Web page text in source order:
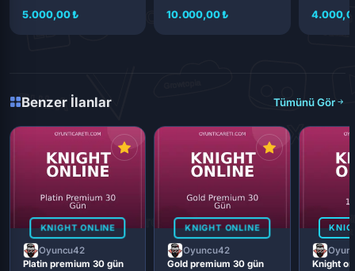
5.000,00 ₺ 10.000,00 ₺
Benzer İlanlar Tümünü Gör
KNIGHT ONLINE
Oyuncu42
Platin premium 30 gün
KNIGHT ONLINE
Oyuncu42
Gold premium 30 gün
Knight